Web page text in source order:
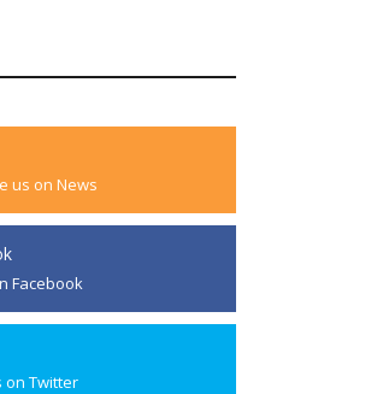
us on News
Facebook
on Twitter